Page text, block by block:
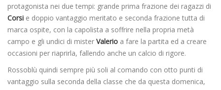
protagonista nei due tempi: grande prima frazione dei ragazzi di
Corsi e doppio vantaggio meritato e seconda frazione tutta di
marca ospite, con la capolista a soffrire nella propria metà
campo e gli undici di mister Valerio a fare la partita ed a creare
occasioni per riaprirla, fallendo anche un calcio di rigore.
Rossoblù quindi sempre più soli al comando con otto punti di
vantaggio sulla seconda della classe che da questa domenica,